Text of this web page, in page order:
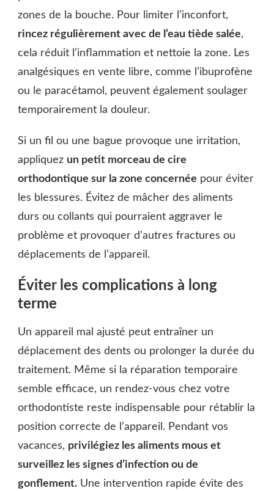
zones de la bouche. Pour limiter l’inconfort,
rincez régulièrement avec de l’eau tiède salée,
cela réduit l’inflammation et nettoie la zone. Les
analgésiques en vente libre, comme l’ibuprofène
ou le paracétamol, peuvent également soulager
temporairement la douleur.
Si un fil ou une bague provoque une irritation,
appliquez un petit morceau de cire
orthodontique sur la zone concernée pour éviter
les blessures. Évitez de mâcher des aliments
durs ou collants qui pourraient aggraver le
problème et provoquer d’autres fractures ou
déplacements de l’appareil.
Éviter les complications à long
terme
Un appareil mal ajusté peut entraîner un
déplacement des dents ou prolonger la durée du
traitement. Même si la réparation temporaire
semble efficace, un rendez-vous chez votre
orthodontiste reste indispensable pour rétablir la
position correcte de l’appareil. Pendant vos
vacances, privilégiez les aliments mous et
surveillez les signes d’infection ou de
gonflement. Une intervention rapide évite des